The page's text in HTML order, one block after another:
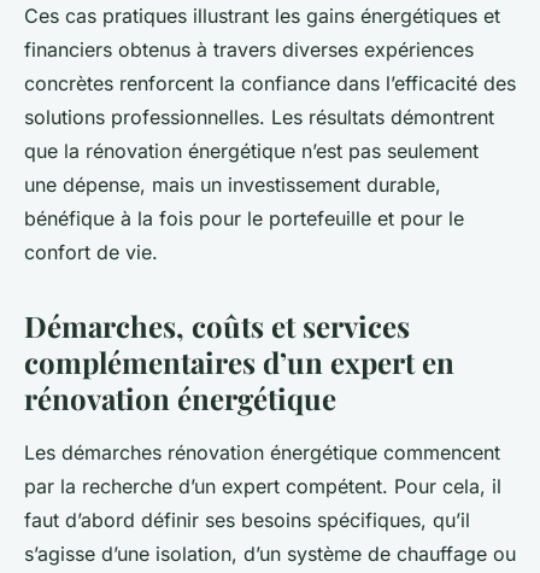
Ces cas pratiques illustrant les gains énergétiques et
financiers obtenus à travers diverses expériences
concrètes renforcent la confiance dans l’efficacité des
solutions professionnelles. Les résultats démontrent
que la rénovation énergétique n’est pas seulement
une dépense, mais un investissement durable,
bénéfique à la fois pour le portefeuille et pour le
confort de vie.
Démarches, coûts et services
complémentaires d’un expert en
rénovation énergétique
Les démarches rénovation énergétique commencent
par la recherche d’un expert compétent. Pour cela, il
faut d’abord définir ses besoins spécifiques, qu’il
s’agisse d’une isolation, d’un système de chauffage ou